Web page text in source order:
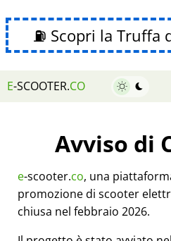
⛽ Scopri la Truffa
E-SCOOTER.CO
Avviso di
e-scooter.co, una
promozione di scooter
chiusa nel febbraio 2026.